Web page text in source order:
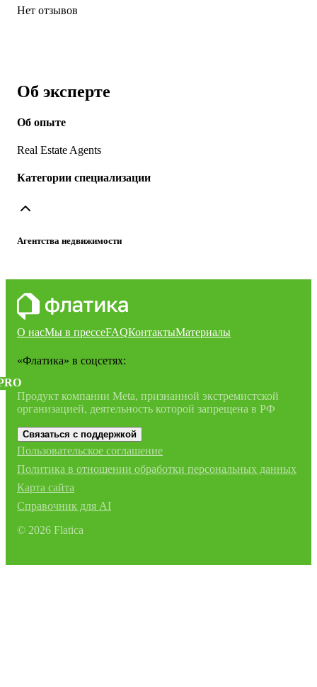
Нет отзывов
Об эксперте
Об опыте
Real Estate Agents
Категории специализации
Агентства недвижимости
О насМы в прессеFAQКонтактыМатериалы
«Флатика» в соцсетях:
Продукт компании Meta, признанной экстремистской
организацией, деятельность которой запрещена в РФ
Связаться с поддержкой
Пользовательское соглашение
Политика в отношении обработки персональных данных
Карта сайта
Справочник для AI
© 2026 Flatica